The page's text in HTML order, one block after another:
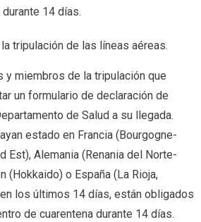
14 días.
tripulación de las líneas aéreas.
y miembros de la tripulación que
un formulario de declaración de
de Salud a su llegada.
estado en Francia (Bourgogne-
Est), Alemania (Renania del Norte-
(Hokkaido) o España (La Rioja,
los últimos 14 días, están obligados
de cuarentena durante 14 días.